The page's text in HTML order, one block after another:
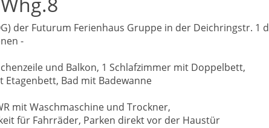
der Futurum Ferienhaus Gruppe in der Deichringstr. 1 d
-
und Balkon, 1 Schlafzimmer mit Doppelbett,
Etagenbett, Bad mit Badewanne
mit Waschmaschine und Trockner,
für Fahrräder, Parken direkt vor der Haustür